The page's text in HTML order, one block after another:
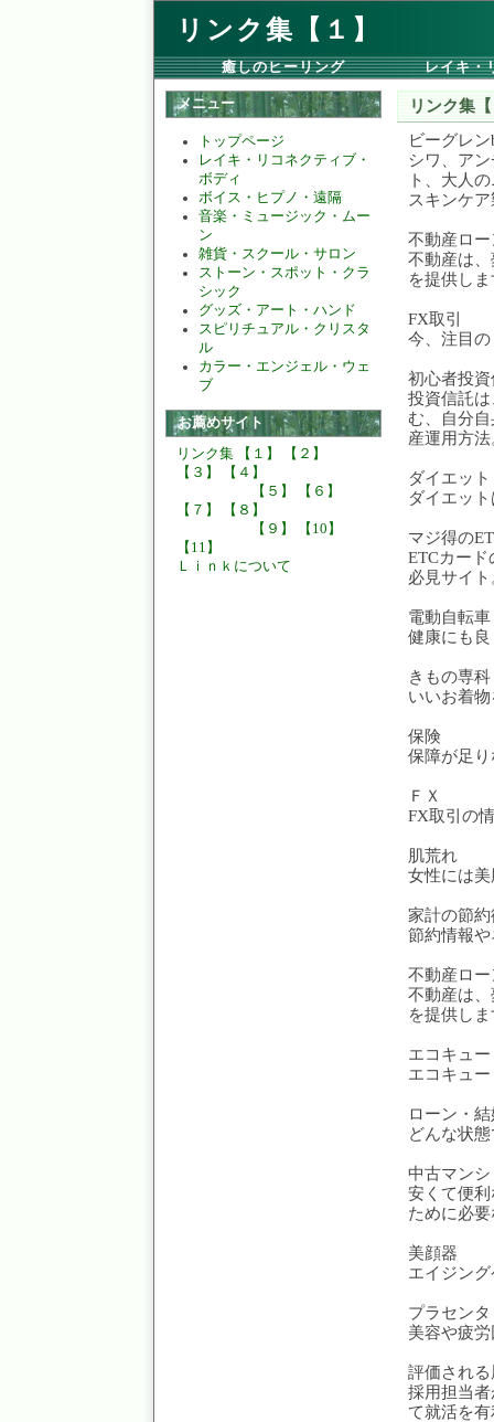
リンク集【１】
癒しのヒーリング レイキ・
メニュー
トップページ
レイキ・リコネクティブ・
ボディ
ボイス・ヒプノ・遠隔
音楽・ミュージック・ムー
ン
雑貨・スクール・サロン
ストーン・スポット・クラ
シック
グッズ・アート・ハンド
スピリチュアル・クリスタ
ル
カラー・エンジェル・ウェ
ブ
お薦めサイト
リンク集
【１】
【２】
【３】
【４】
【５】
【６】
【７】
【８】
【９】
【10】
【11】
Ｌｉｎｋについて
リンク集
ビーグレ
シワ、ア
ト、大人
スキンケ
不動産ロー
不動産は
を提供し
FX取引
今、注目
初心者投
投資信託
む、自分
産運用方法
ダイエット
ダイエッ
マジ得の
ETCカー
必見サイト
電動自転車
健康にも
きもの専科
いいお着
保険
保障が足
ＦＸ
FX取引の
肌荒れ
女性には
家計の節約
節約情報
不動産ロー
不動産は
を提供し
エコキュー
エコキュ
ローン・
どんな状
中古マン
安くて便
ために必
美顔器
エイジン
プラセンタ
美容や疲
評価され
採用担当
て就活を